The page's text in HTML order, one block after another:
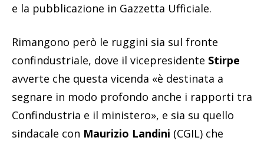
e la pubblicazione in Gazzetta Ufficiale.
Rimangono però le ruggini sia sul fronte
confindustriale, dove il vicepresidente Stirpe
avverte che questa vicenda «è destinata a
segnare in modo profondo anche i rapporti tra
Confindustria e il ministero», e sia su quello
sindacale con Maurizio Landini (CGIL) che